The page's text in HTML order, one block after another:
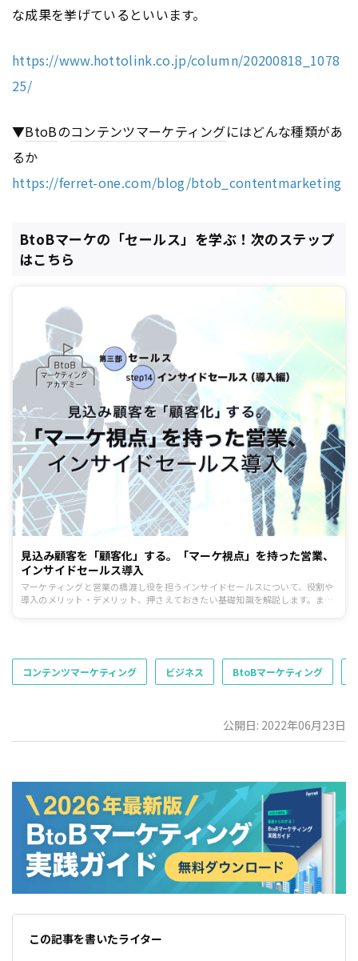
な成果を挙げているといいます。
https://www.hottolink.co.jp/column/20200818_1078
25/
▼BtoBのコンテンツマーケティングにはどんな種類があ
るか
https://ferret-one.com/blog/btob_contentmarketing
BtoBマーケの「セールス」を学ぶ！次のステップ
はこちら
見込み顧客を「顧客化」する。「マーケ視点」を持った営業、
インサイドセールス導入
マーケティングと営業の橋渡し役を担うインサイドセールスについて、役割や
導入のメリット・デメリット、押さえておきたい基礎知識を解説します。ま
コンテンツマーケティング ビジネス BtoBマーケティング
公開日: 2022年06月23日
この記事を書いたライター